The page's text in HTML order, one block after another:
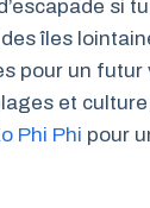
si
îles
pour un futur
et
Phi Phi pour